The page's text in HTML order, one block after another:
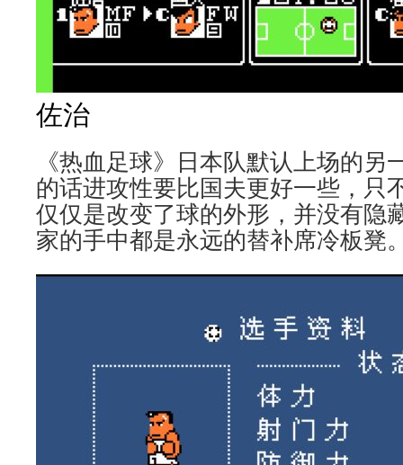
佐治
《热血足球》日本队默认上场的另
的话进攻性要比国夫更好一些，只
仅仅是改变了球的外形，并没有隐
家的手中都是永远的替补席冷板凳